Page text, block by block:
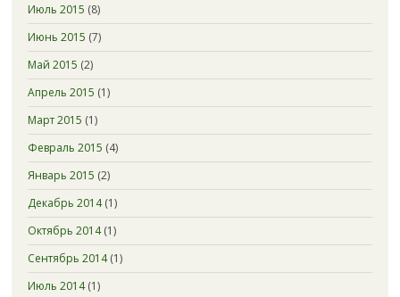
Июль 2015 (8)
Июнь 2015 (7)
Май 2015 (2)
Апрель 2015 (1)
Март 2015 (1)
Февраль 2015 (4)
Январь 2015 (2)
Декабрь 2014(1)
Октябрь 2014(1)
Сентябрь 2014(1)
Июль 2014(1)